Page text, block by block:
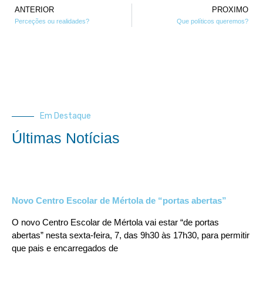
ANTERIOR
Perceções ou realidades?
PROXIMO
Que políticos queremos?
Em Destaque
Últimas Notícias
Novo Centro Escolar de Mértola de “portas abertas”
O novo Centro Escolar de Mértola vai estar “de portas
abertas” nesta sexta-feira, 7, das 9h30 às 17h30, para permitir
que pais e encarregados de